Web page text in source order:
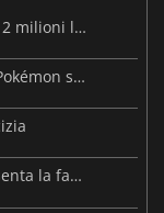
Resident Evil: Veronica ha già superato i 2 milioni liste dei desideri
Beast of Reincarnation: lo studio dietro Pokémon su una nuova strada
Warhammer 40.000: Dawn of War 4 presenta la fazione dei Necron